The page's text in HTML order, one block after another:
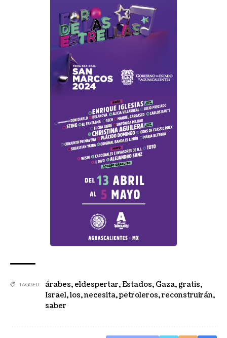
TAGGED: árabes, eldespertar,Estados, Gaza, gratis,
Israel,los,necesita,petroleros,reconstruirán,
saber